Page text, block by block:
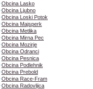
Obcina Lasko
Obcina Ljubno
Obcina Loski Potok
Obcina Majsperk
Obcina Metlika
Obcina Mirna Pec
Obcina Mozirje
Obcina Odranci
Obcina Pesnica
Obcina Podlehnik
Obcina Prebold
Obcina Race-Fram
Obcina Radovljica